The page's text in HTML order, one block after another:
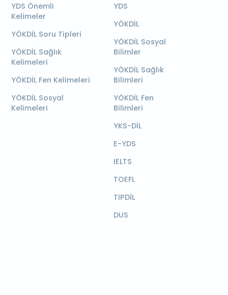
YDS Önemli
Kelimeler
YÖKDİL Soru Tipleri
YÖKDİL Sağlık
Kelimeleri
YÖKDİL Fen Kelimeleri
YÖKDİL Sosyal
Kelimeleri
YDS
YÖKDİL
YÖKDİL Sosyal
Bilimler
YÖKDİL Sağlık
Bilimleri
YÖKDİL Fen
Bilimleri
YKS-DİL
E-YDS
IELTS
TOEFL
TIPDİL
DUS